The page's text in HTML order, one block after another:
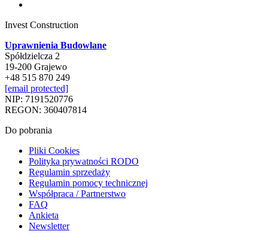
Invest Construction
Uprawnienia Budowlane
Spółdzielcza 2
19-200 Grajewo
+48 515 870 249
[email protected]
NIP: 7191520776
REGON: 360407814
Do pobrania
Pliki Cookies
Polityka prywatności RODO
Regulamin sprzedaży
Regulamin pomocy technicznej
Współpraca / Partnerstwo
FAQ
Ankieta
Newsletter